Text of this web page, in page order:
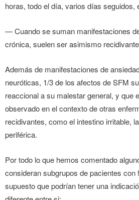
horas, todo el día, varios días seguidos,
— Cuando se suman manifestaciones
crónica, suelen ser asimismo
Además de manifestaciones de
neuróticas, 1/3 de los afectos de SFM
reaccional a su malestar general, y que
observado en el contexto de otras
recidivantes, como el intestino irritable,
periférica.
Por todo lo que hemos comentado
consideran subgrupos de pacientes con
supuesto que podrían tener una